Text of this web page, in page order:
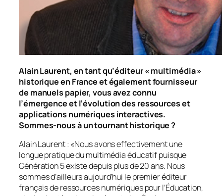
Alain Laurent, en tant qu’éditeur «multimédia»
historique en France et également fournisseur
de manuels papier, vous avez connu
l’émergence et l’évolution des ressources et
applications numériques interactives.
Sommes-nous à un tournant historique ?
Alain Laurent : «Nous avons effectivement une
longue pratique du multimédia éducatif puisque
Génération 5 existe depuis plus de 20 ans. Nous
sommes d’ailleurs aujourd’hui le premier éditeur
français de ressources numériques pour l’Éducation,